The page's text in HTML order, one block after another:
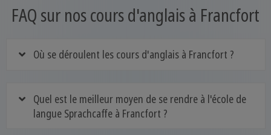
FAQ sur nos cours d'anglais à Francfort
Où se déroulent les cours d'anglais à Francfort ?
Quel est le meilleur moyen de se rendre à l'école de
langue Sprachcaffe à Francfort ?